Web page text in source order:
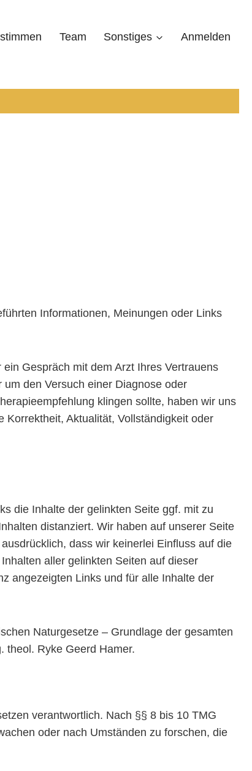
Team Sonstiges Anmelden
Informationen, Meinungen oder Links
Gespräch mit dem Arzt Ihres Vertrauens
den Versuch einer Diagnose oder
klingen sollte, haben wir uns
Aktualität, Vollständigkeit oder
die Inhalte der gelinkten Seite ggf. mit zu
distanziert. Wir haben auf unserer Seite
dass wir keinerlei Einfluss auf die
aller gelinkten Seiten auf dieser
angezeigten Links und für alle Inhalte der
Naturgesetze – Grundlage der gesamten
theol. Ryke Geerd Hamer.
verantwortlich. Nach §§ 8 bis 10 TMG
oder nach Umständen zu forschen, die